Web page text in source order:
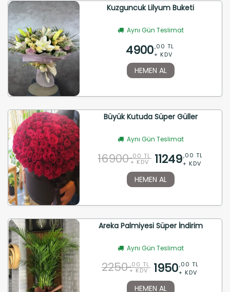
Kuzguncuk Lilyum Buketi
Aynı Gün Teslimat
4900,00 TL
+ KDV
HEMEN AL
Büyük Kutuda Süper Güller
Aynı Gün Teslimat
16900 ,00 TL
+ KDV 11249,00 TL
+ KDV
HEMEN AL
Areka Palmiyesi Süper İndirim
Aynı Gün Teslimat
2250 ,00 TL
+ KDV 1950,00 TL
+ KDV
HEMEN AL